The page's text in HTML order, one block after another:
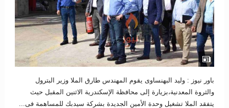
باور نيوز : وليد البهنساوى يقوم المهندس طارق الملا وزير البترول
والثروة المعدنية،بزيارة إلى محافظة الإسكندرية الاثنين المقبل حيث
يتفقد الملا تشغيل وحدة الأمين الجديدة بشركة سيدبك للمساهمة فى...